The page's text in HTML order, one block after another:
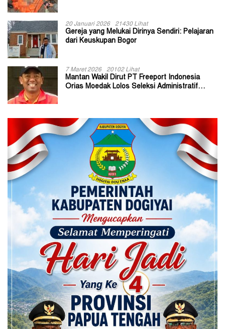
20 Januari 2026 21430 Lihat
Gereja yang Melukai Dirinya Sendiri: Pelajaran
dari Keuskupan Bogor
7 Maret 2026 20102 Lihat
Mantan Wakil Dirut PT Freeport Indonesia
Orias Moedak Lolos Seleksi Administratif